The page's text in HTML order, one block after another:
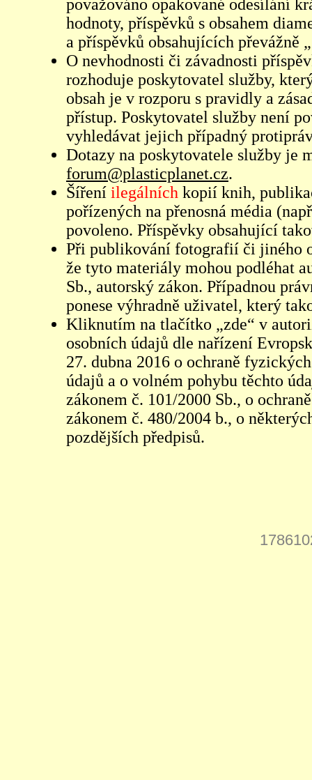
považováno opakované odesílání
hodnoty, příspěvků s obsahem
a příspěvků obsahujících převážně
O nevhodnosti či závadnosti
rozhoduje poskytovatel služby,
obsah je v rozporu s pravidly a
přístup. Poskytovatel služby není
vyhledávat jejich případný
Dotazy na poskytovatele služby je
forum@plasticplanet.cz.
Šíření ilegálních kopií knih,
pořízených na přenosná média
povoleno. Příspěvky obsahující
Při publikování fotografií či jiného
že tyto materiály mohou podléhat
Sb., autorský zákon. Případnou
ponese výhradně uživatel, který
Kliknutím na tlačítko „zde“ v
osobních údajů dle nařízení
27. dubna 2016 o ochraně
údajů a o volném pohybu těchto
zákonem č. 101/2000 Sb., o
zákonem č. 480/2004 b., o
pozdějších předpisů.